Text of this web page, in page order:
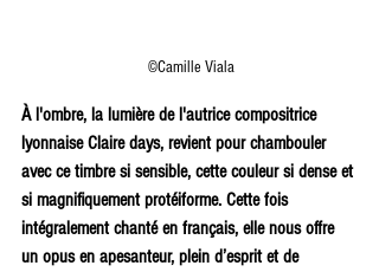
©Camille Viala
À l'ombre, la lumière de l'autrice compositrice
lyonnaise Claire days, revient pour chambouler
avec ce timbre si sensible, cette couleur si dense et
si magnifiquement protéiforme. Cette fois
intégralement chanté en français, elle nous offre
un opus en apesanteur, plein d’esprit et de